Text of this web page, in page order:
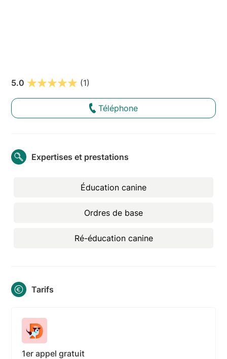
5.0 (1)
Téléphone
Expertises et prestations
Éducation canine
Ordres de base
Ré-éducation canine
Tarifs
1er appel gratuit